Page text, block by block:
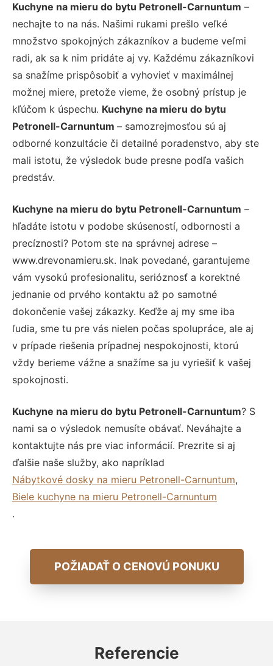
Kuchyne na mieru do bytu Petronell-Carnuntum –
nechajte to na nás. Našimi rukami prešlo veľké
množstvo spokojných zákazníkov a budeme veľmi
radi, ak sa k nim pridáte aj vy. Každému zákazníkovi
sa snažíme prispôsobiť a vyhovieť v maximálnej
možnej miere, pretože vieme, že osobný prístup je
kľúčom k úspechu. Kuchyne na mieru do bytu
Petronell-Carnuntum – samozrejmosťou sú aj
odborné konzultácie či detailné poradenstvo, aby ste
mali istotu, že výsledok bude presne podľa vašich
predstáv.
Kuchyne na mieru do bytu Petronell-Carnuntum –
hľadáte istotu v podobe skúseností, odbornosti a
precíznosti? Potom ste na správnej adrese –
www.drevonamieru.sk. Inak povedané, garantujeme
vám vysokú profesionalitu, serióznosť a korektné
jednanie od prvého kontaktu až po samotné
dokončenie vašej zákazky. Keďže aj my sme iba
ľudia, sme tu pre vás nielen počas spolupráce, ale aj
v prípade riešenia prípadnej nespokojnosti, ktorú
vždy berieme vážne a snažíme sa ju vyriešiť k vašej
spokojnosti.
Kuchyne na mieru do bytu Petronell-Carnuntum? S
nami sa o výsledok nemusíte obávať. Neváhajte a
kontaktujte nás pre viac informácií. Prezrite si aj
ďalšie naše služby, ako napríklad
Nábytkové dosky na mieru Petronell-Carnuntum,
Biele kuchyne na mieru Petronell-Carnuntum
.
POŽIADAŤ O CENOVÚ PONUKU
Referencie